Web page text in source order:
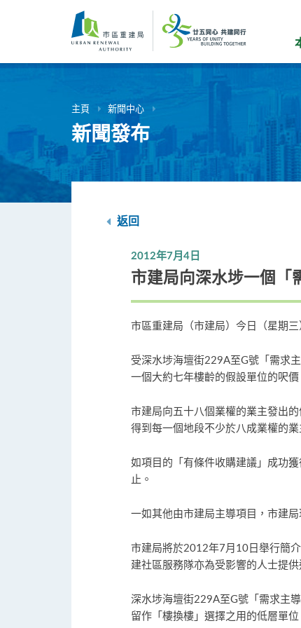
內
主頁 新聞中心
新聞發布
返回
2012年7月4日
市建局向深水埗一個「
市區重建局（市建局）今日（星期
受深水埗海壇街229A至G號「需求
一個大約七年樓齡的假設單位的呎
市建局向五十八個業權的業主發出
得到每一個地段不少於八成業權的
如項目的「有條件收購建議」成功
止。
一如其他由市建局主導項目，市建
市建局將於2012年7月10日舉行簡
建社區服務隊亦為受影響的人士提
深水埗海壇街229A至G號「需求主
留作「樓換樓」選擇之用的低層單